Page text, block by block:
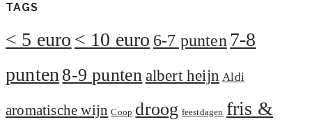
TAGS
< 5 euro < 10 euro 6-7 punten7-8
punten8-9 puntenalbert heijn Aldi
aromatische wijn Coop droog feestdagen fris &